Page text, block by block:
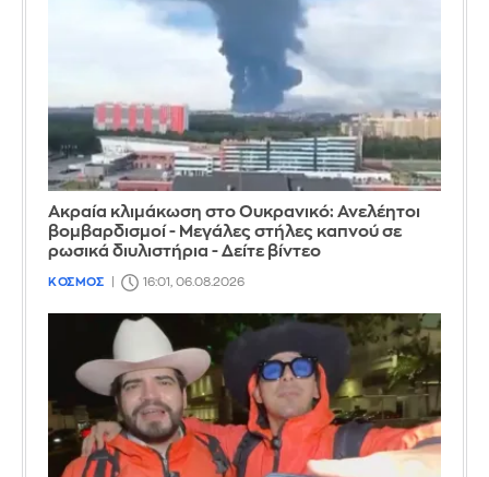
Ακραία κλιμάκωση στο Ουκρανικό: Ανελέητοι
βομβαρδισμοί - Μεγάλες στήλες καπνού σε
ρωσικά διυλιστήρια - Δείτε βίντεο
ΚΟΣΜΟΣ 16:01, 06.08.2026